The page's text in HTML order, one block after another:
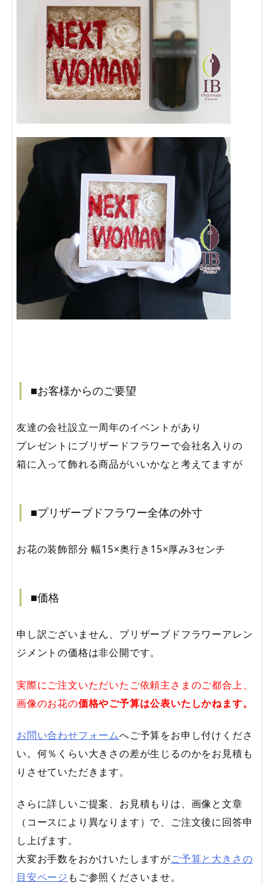
■お客様からのご要望
友達の会社設立一周年のイベントがあり
プレゼントにブリザードフラワーで会社名入りの
箱に入って飾れる商品がいいかなと考えてますが
■プリザーブドフラワー全体の外寸
お花の装飾部分 幅15×奥行き15×厚み3センチ
■価格
申し訳ございません、プリザーブドフラワーアレン
ジメントの価格は非公開です。
実際にご注文いただいたご依頼主さまのご都合上、
画像のお花の価格やご予算は公表いたしかねます。
お問い合わせフォームへご予算をお申し付けくださ
い。何％くらい大きさの差が生じるのかをお見積も
りさせていただきます。
さらに詳しいご提案、お見積もりは、画像と文章
（コースにより異なります）で、ご注文後に回答申
し上げます。
大変お手数をおかけいたしますがご予算と大きさの
目安ページ もご参照くださいませ。